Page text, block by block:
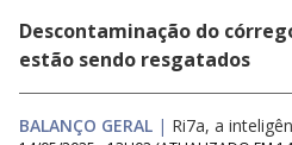
Descontaminação do
estão sendo resgatados
BALANÇO GERAL | Ri7a, a